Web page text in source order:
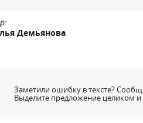
Демьянова
Заметили ошибку в тексте?
Выделите предложение целиком и